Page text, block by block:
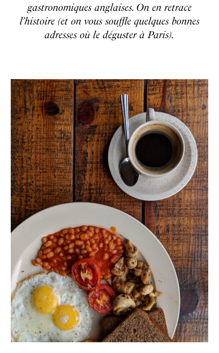
gastronomiques anglaises. On en retrace
l’histoire (et on vous souffle quelques bonnes
adresses où le déguster à Paris).